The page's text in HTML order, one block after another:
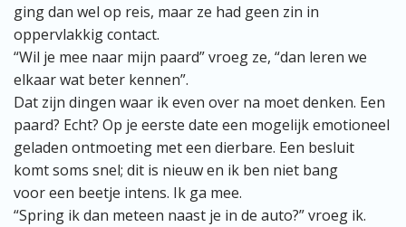
ging dan wel op reis, maar ze had geen zin in
oppervlakkig contact.
“Wil je mee naar mijn paard” vroeg ze, “dan leren we
elkaar wat beter kennen”.
Dat zijn dingen waar ik even over na moet denken. Een
paard? Echt? Op je eerste date een mogelijk emotioneel
geladen ontmoeting met een dierbare. Een besluit
komt soms snel; dit is nieuw en ik ben niet bang
voor een beetje intens. Ik ga mee.
“Spring ik dan meteen naast je in de auto?” vroeg ik.